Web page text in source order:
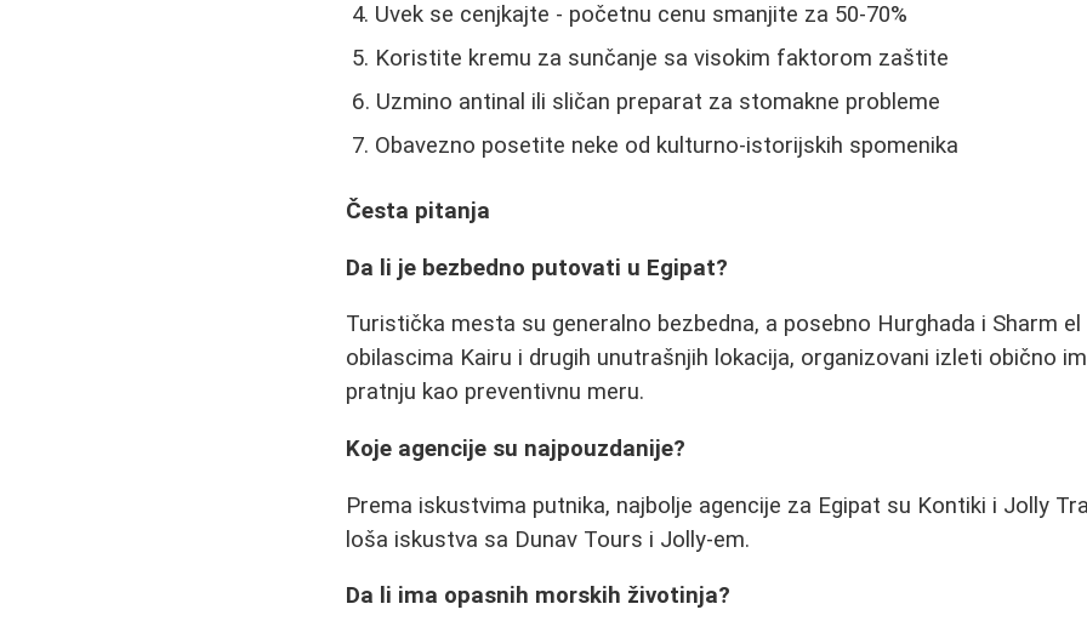
Uvek se cenjkajte - početnu cenu smanjite za 50-70%
Koristite kremu za sunčanje sa visokim faktorom zaštite
Uzmino antinal ili sličan preparat za stomakne probleme
Obavezno posetite neke od kulturno-istorijskih spomenika
Česta pitanja
Da li je bezbedno putovati u Egipat?
Turistička mesta su generalno bezbedna, a posebno Hurghada i Sharm el
obilascima Kairu i drugih unutrašnjih lokacija, organizovani izleti obično
pratnju kao preventivnu meru.
Koje agencije su najpouzdanije?
Prema iskustvima putnika, najbolje agencije za Egipat su Kontiki i Jolly
loša iskustva sa Dunav Tours i Jolly-em.
Da li ima opasnih morskih životinja?